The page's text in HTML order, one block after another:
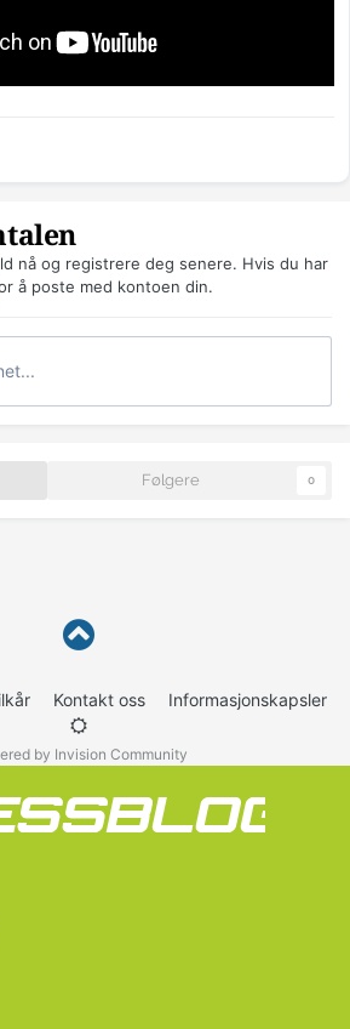
nå og registrere deg senere. Hvis du har
å poste med kontoen din.
Følgere 0
Kontakt oss Informasjonskapsler
by Invision Community